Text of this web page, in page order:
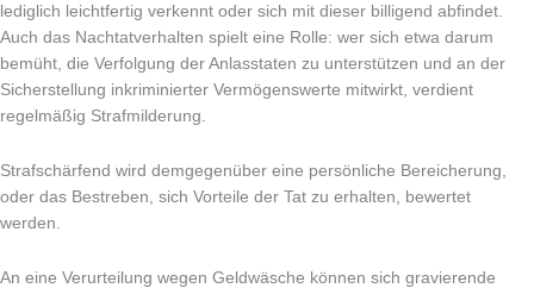
lediglich leichtfertig verkennt oder sich mit dieser billigend abfindet.
Auch das Nachtatverhalten spielt eine Rolle: wer sich etwa darum
bemüht, die Verfolgung der Anlasstaten zu unterstützen und an der
Sicherstellung inkriminierter Vermögenswerte mitwirkt, verdient
regelmäßig Strafmilderung.
Strafschärfend wird demgegenüber eine persönliche Bereicherung,
oder das Bestreben, sich Vorteile der Tat zu erhalten, bewertet
werden.
An eine Verurteilung wegen Geldwäsche können sich gravierende